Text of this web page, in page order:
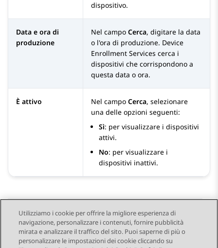
dispositivo.
Data e ora di
produzione
Nel campo Cerca, digitare la data
o l'ora di produzione. Device
Enrollment Services cerca i
dispositivi che corrispondono a
questa data o ora.
È attivo Nel campo Cerca, selezionare
una delle opzioni seguenti:
Sì: per visualizzare i dispositivi
attivi.
No: per visualizzare i
dispositivi inattivi.
Send Feedback
Utilizziamo i cookie per offrire la migliore esperienza di
navigazione, personalizzare i contenuti, fornire pubblicità
mirata e analizzare il traffico del sito. Puoi saperne di più o
personalizzare le impostazioni dei cookie cliccando su